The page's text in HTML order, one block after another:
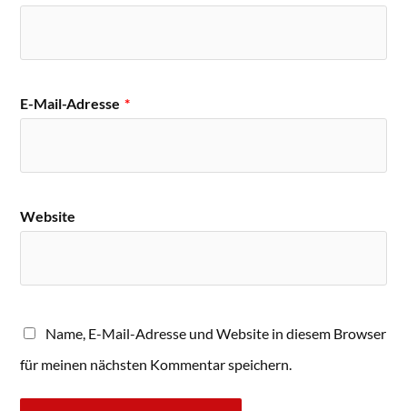
E-Mail-Adresse *
Website
Name, E-Mail-Adresse und Website in diesem Browser
für meinen nächsten Kommentar speichern.